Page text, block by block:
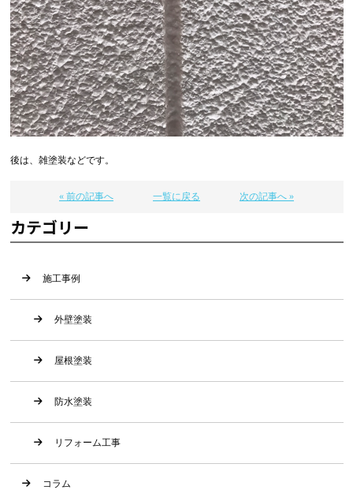
後は、雑塗装などです。
« 前の記事へ 一覧に戻る 次の記事へ »
カテゴリー
施工事例
外壁塗装
屋根塗装
防水塗装
リフォーム工事
コラム